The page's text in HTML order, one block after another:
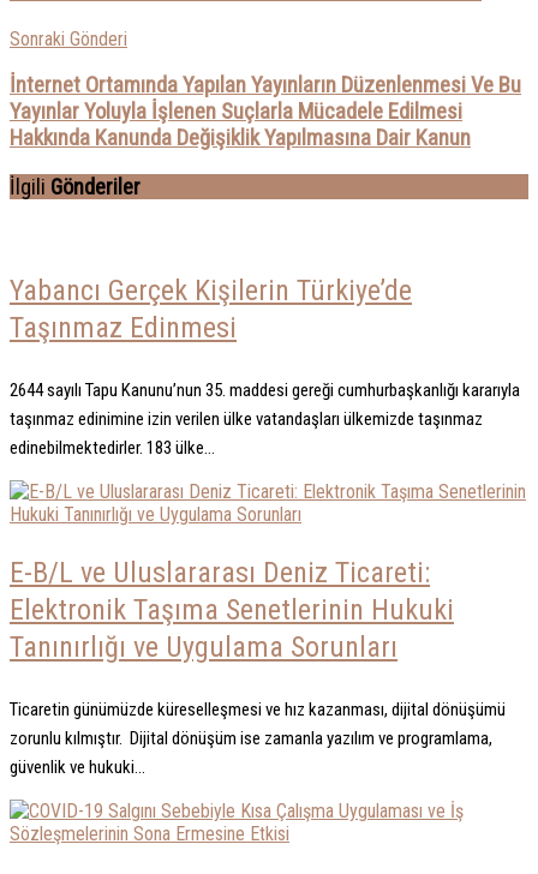
Sonraki Gönderi
İnternet Ortamında Yapılan Yayınların Düzenlenmesi Ve Bu
Yayınlar Yoluyla İşlenen Suçlarla Mücadele Edilmesi
Hakkında Kanunda Değişiklik Yapılmasına Dair Kanun
İlgili Gönderiler
Yabancı Gerçek Kişilerin Türkiye’de
Taşınmaz Edinmesi
2644 sayılı Tapu Kanunu’nun 35. maddesi gereği cumhurbaşkanlığı kararıyla
taşınmaz edinimine izin verilen ülke vatandaşları ülkemizde taşınmaz
edinebilmektedirler. 183 ülke...
E-B/L ve Uluslararası Deniz Ticareti:
Elektronik Taşıma Senetlerinin Hukuki
Tanınırlığı ve Uygulama Sorunları
Ticaretin günümüzde küreselleşmesi ve hız kazanması, dijital dönüşümü
zorunlu kılmıştır. Dijital dönüşüm ise zamanla yazılım ve programlama,
güvenlik ve hukuki...